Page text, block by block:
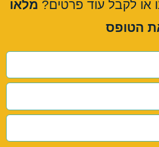
או לקבל עוד פרטים? מלאו
הטופס